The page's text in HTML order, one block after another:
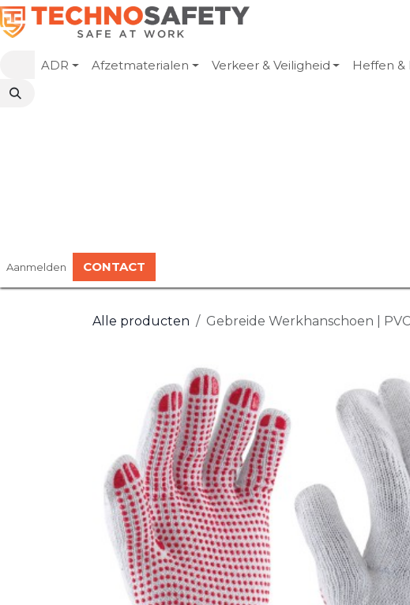
Overslaan naar inhoud
ADR Afzetmaterialen Verkeer & Veiligheid Heffen &
Aanmelden CONTACT
Alle producten Gebreide Werkhanschoen | PVC